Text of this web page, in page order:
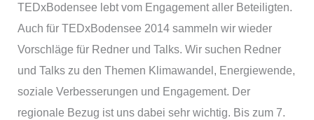
TEDxBodensee lebt vom Engagement aller Beteiligten.
Auch für TEDxBodensee 2014 sammeln wir wieder
Vorschläge für Redner und Talks. Wir suchen Redner
und Talks zu den Themen Klimawandel, Energiewende,
soziale Verbesserungen und Engagement. Der
regionale Bezug ist uns dabei sehr wichtig. Bis zum 7.